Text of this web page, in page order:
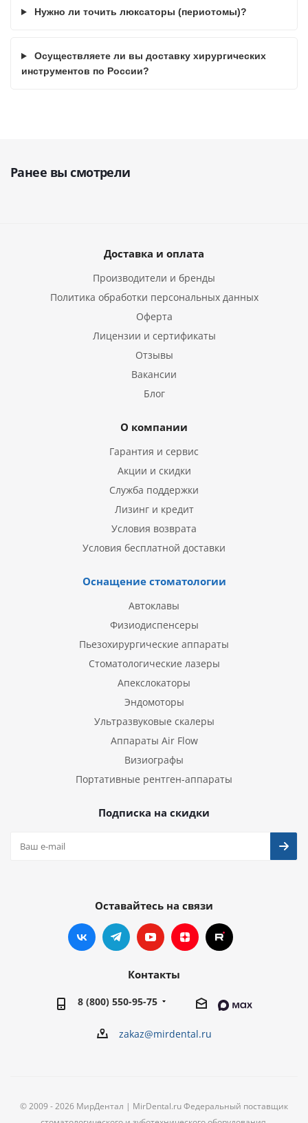
Нужно ли точить люксаторы (периотомы)?
Осуществляете ли вы доставку хирургических
инструментов по России?
Ранее вы смотрели
Доставка и оплата
Производители и бренды
Политика обработки персональных данных
Оферта
Лицензии и сертификаты
Отзывы
Вакансии
Блог
О компании
Гарантия и сервис
Акции и скидки
Служба поддержки
Лизинг и кредит
Условия возврата
Условия бесплатной доставки
Оснащение стоматологии
Автоклавы
Физиодиспенсеры
Пьезохирургические аппараты
Стоматологические лазеры
Апекслокаторы
Эндомоторы
Ультразвуковые скалеры
Аппараты Air Flow
Визиографы
Портативные рентген-аппараты
Подписка на скидки
Оставайтесь на связи
Контакты
8 (800) 550-95-75
zakaz@mirdental.ru
© 2009 - 2026 МирДентал | MirDental.ru Федеральный поставщик